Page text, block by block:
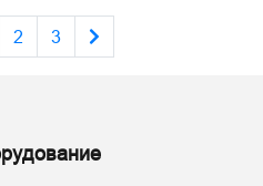
2 3